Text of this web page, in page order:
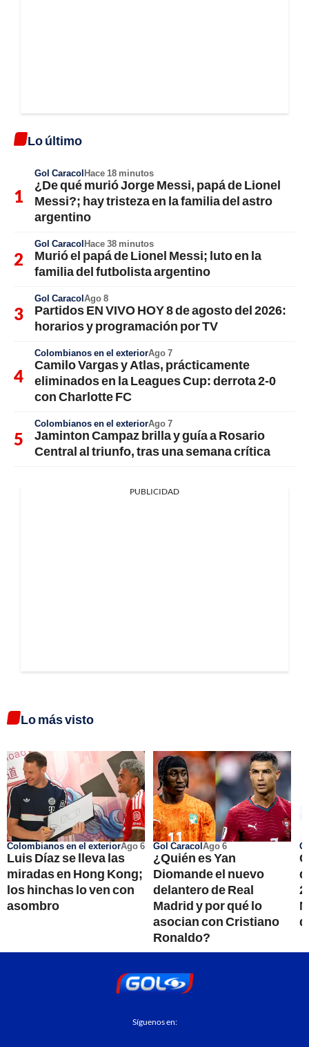
Lo último
Gol CaracolHace 18 minutos
¿De qué murió Jorge Messi, papá de Lionel
Messi?; hay tristeza en la familia del astro
argentino
Gol CaracolHace 38 minutos
Murió el papá de Lionel Messi; luto en la
familia del futbolista argentino
Gol CaracolAgo 8
Partidos EN VIVO HOY 8 de agosto del 2026:
horarios y programación por TV
Colombianos en el exteriorAgo 7
Camilo Vargas y Atlas, prácticamente
eliminados en la Leagues Cup: derrota 2-0
con Charlotte FC
Colombianos en el exteriorAgo 7
Jaminton Campaz brilla y guía a Rosario
Central al triunfo, tras una semana crítica
PUBLICIDAD
Lo más visto
Colombianos en el exteriorAgo 6
Luis Díaz se lleva las
miradas en Hong Kong;
los hinchas lo ven con
asombro
Gol CaracolAgo 6
¿Quién es Yan
Diomande el nuevo
delantero de Real
Madrid y por qué lo
asocian con Cristiano
Ronaldo?
Síguenos en: